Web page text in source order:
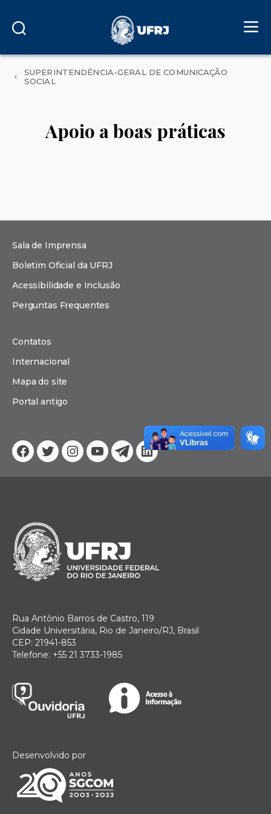
SUPERINTENDÊNCIA-GERAL DE COMUNICAÇÃO
SOCIAL
Apoio a boas práticas
Facebook
TwitterInstagram
YouTube
TelegramLinkedin
Sala de Imprensa
Boletim Oficial da UFRJ
Acessibilidade e Inclusão
Perguntas Frequentes
Contatos
Internacional
Mapa do site
Portal antigo
Rua Antônio Barros de Castro, 119
Cidade Universitária, Rio de Janeiro/RJ, Brasil
CEP: 21941-853
Telefone: +55 21 3733-1985
Desenvolvido por